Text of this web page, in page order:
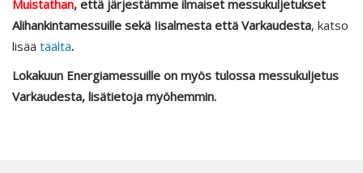
Muistathan, että järjestämme ilmaiset messukuljetukset
Alihankintamessuille sekä Iisalmesta että Varkaudesta, katso
lisää täältä.
Lokakuun Energiamessuille on myös tulossa messukuljetus
Varkaudesta, lisätietoja myöhemmin.